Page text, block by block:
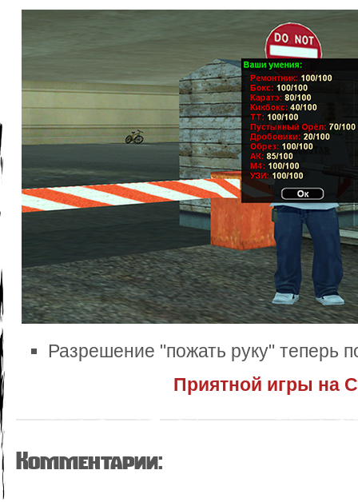
Разрешение "пожать руку" теперь
Приятной игры на
Комментарии: